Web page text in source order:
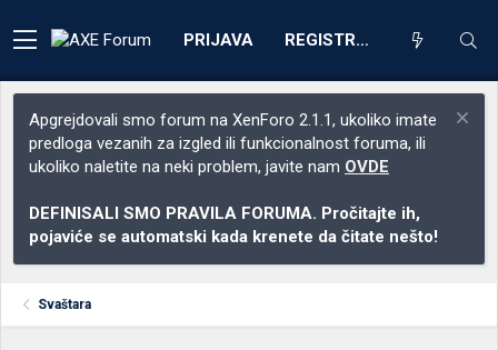
PRIJAVA REGISTRACIJA
Apgrejdovali smo forum na XenForo 2.1.1, ukoliko imate
predloga vezanih za izgled ili funkcionalnost foruma, ili
ukoliko naletite na neki problem, javite nam OVDE
DEFINISALI SMO PRAVILA FORUMA. Pročitajte ih,
pojaviće se automatski kada krenete da čitate nešto!
Svaštara